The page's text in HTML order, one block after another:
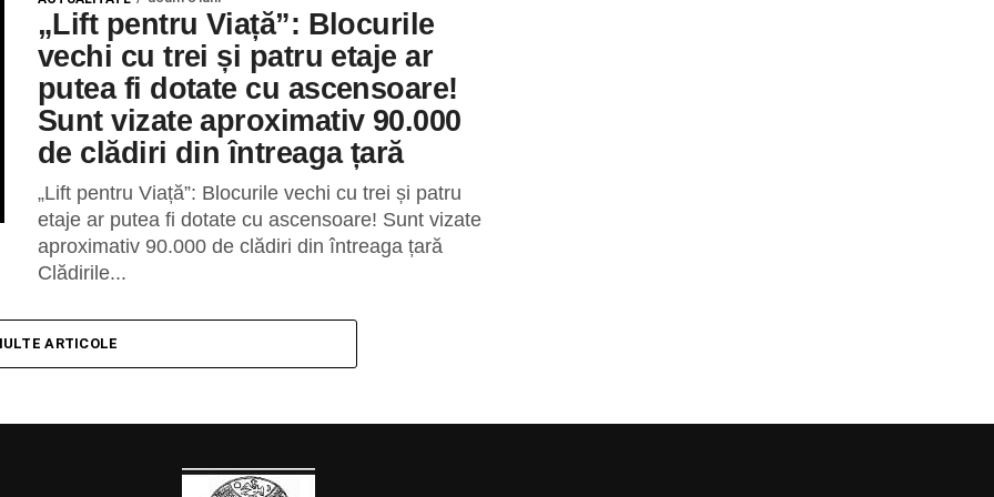
„Lift pentru Viață”: Blocurile
vechi cu trei și patru etaje ar
putea fi dotate cu ascensoare!
Sunt vizate aproximativ 90.000
de clădiri din întreaga țară
„Lift pentru Viață”: Blocurile vechi cu trei și patru
etaje ar putea fi dotate cu ascensoare! Sunt vizate
aproximativ 90.000 de clădiri din întreaga țară
Clădirile...
ARTICOLE